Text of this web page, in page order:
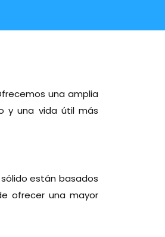
una amplia
y una vida útil más
están basados
ofrecer una mayor